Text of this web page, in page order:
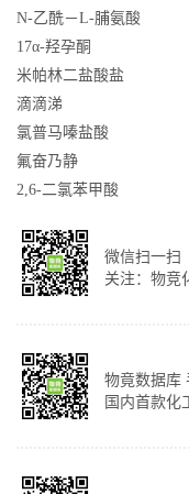
N-乙酰－L-脯氨酸
17α-羟孕酮
米帕林二盐酸盐
滴滴涕
氯普马嗪盐酸
氟奋乃静
2,6-二氯苯甲酸
微信扫一扫
关注：物竞
物竟数据库
国内首款化